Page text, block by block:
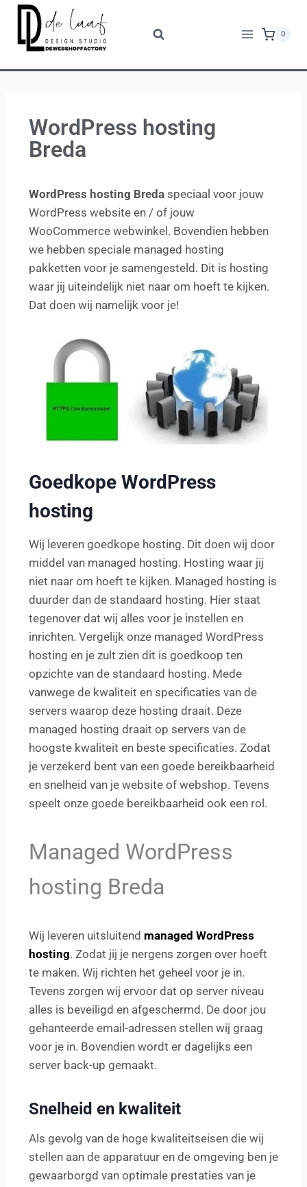
0
WordPress hosting
Breda
WordPress hosting Breda speciaal voor jouw
WordPress website en / of jouw
WooCommerce webwinkel. Bovendien hebben
we hebben speciale managed hosting
pakketten voor je samengesteld. Dit is hosting
waar jij uiteindelijk niet naar om hoeft te kijken.
Dat doen wij namelijk voor je!
Goedkope WordPress
hosting
Wij leveren goedkope hosting. Dit doen wij door
middel van managed hosting. Hosting waar jij
niet naar om hoeft te kijken. Managed hosting is
duurder dan de standaard hosting. Hier staat
tegenover dat wij alles voor je instellen en
inrichten. Vergelijk onze managed WordPress
hosting en je zult zien dit is goedkoop ten
opzichte van de standaard hosting. Mede
vanwege de kwaliteit en specificaties van de
servers waarop deze hosting draait. Deze
managed hosting draait op servers van de
hoogste kwaliteit en beste specificaties. Zodat
je verzekerd bent van een goede bereikbaarheid
en snelheid van je website of webshop. Tevens
speelt onze goede bereikbaarheid ook een rol.
Managed WordPress
hosting Breda
Wij leveren uitsluitend managed WordPress
hosting. Zodat jij je nergens zorgen over hoeft
te maken. Wij richten het geheel voor je in.
Tevens zorgen wij ervoor dat op server niveau
alles is beveiligd en afgeschermd. De door jou
gehanteerde email-adressen stellen wij graag
voor je in. Bovendien wordt er dagelijks een
server back-up gemaakt.
Snelheid en kwaliteit
Als gevolg van de hoge kwaliteitseisen die wij
stellen aan de apparatuur en de omgeving ben je
gewaarborgd van optimale prestaties van je